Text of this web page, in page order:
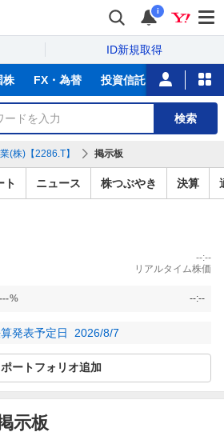
i
ID新規取得
株 FX・為替 投資信託 ニュース
検索
(株)【2286.T】 掲示板
ト ニュース 株つぶやき 決算
--:--
リアルタイム株価
---% --:--
発表予定日 2026/8/7
ポートフォリオ追加
示板